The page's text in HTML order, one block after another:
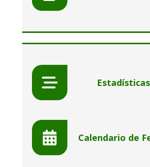
Estadísticas
Calendario de